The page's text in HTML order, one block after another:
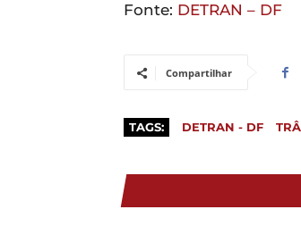
Fonte: DETRAN – DF
Compartilhar
TAGS: DETRAN - DF